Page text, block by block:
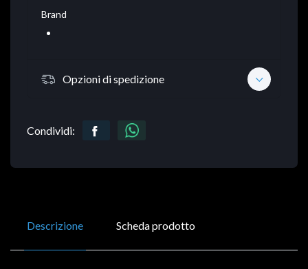
Brand
Opzioni di spedizione
Condividi:
Descrizione Scheda prodotto